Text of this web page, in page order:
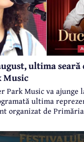
ultima seară
Music
Park Music va
ultima
organizat de